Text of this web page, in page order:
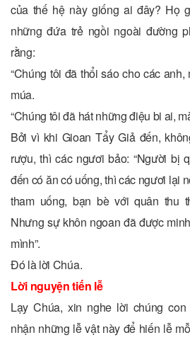
của thế hệ này giống ai đây? Họ
những đứa trẻ ngồi ngoài đường
rằng:
“Chúng tôi đã thổi sáo cho các
múa.
“Chúng tôi đã hát những điệu bi ai,
Bởi vì khi Gioan Tẩy Giả đến,
rượu, thì các ngươi bảo: “Người bị
đến có ăn có uống, thì các ngươi lại
tham uống, bạn bè với quân thu
Nhưng sự khôn ngoan đã được
mình”.
Ðó là lời Chúa.
Lời nguyện tiến lễ
Lạy Chúa, xin nghe lời chúng
nhận những lễ vật này để hiến lễ